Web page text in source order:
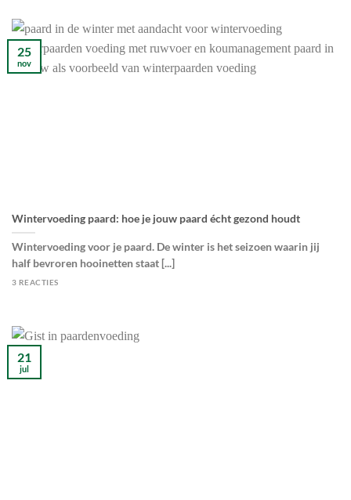
Wintervoeding paard: hoe je jouw paard écht gezond houdt
Wintervoeding voor je paard. De winter is het seizoen waarin jij
half bevroren hooinetten staat [...]
3 REACTIES
25
nov
21
jul